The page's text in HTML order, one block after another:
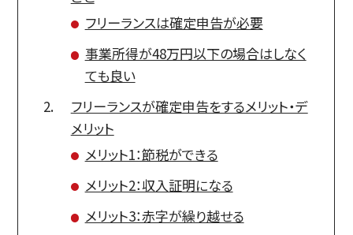
フリーランスは確定申告が必要
事業所得が48万円以下の場合はしなく
ても良い
フリーランスが確定申告をするメリット・デ
メリット
メリット1：節税ができる
メリット2：収入証明になる
メリット3：赤字が繰り越せる